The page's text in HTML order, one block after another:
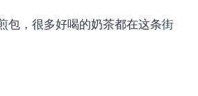
包，很多好喝的奶茶都在这条街